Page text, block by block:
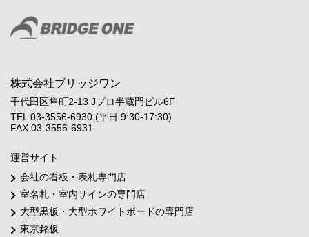
株式会社ブリッジワン
千代田区隼町2-13 Jプロ半蔵門ビル6F
TEL 03-3556-6930 (平日 9:30-17:30)
FAX 03-3556-6931
運営サイト
会社の看板・表札専門店
室名札・室内サインの専門店
大型黒板・大型ホワイトボードの専門店
東京銘板